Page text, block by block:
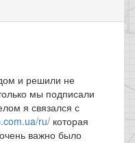
и решили не
мы подписали
я связался с
ru/ которая
важно было